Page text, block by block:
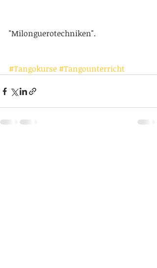
"Milonguerotechniken".
#Tangokurse#Tangounterricht